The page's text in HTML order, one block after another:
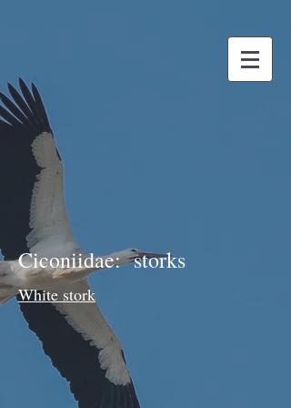
Ciconiidae: storks
White stork